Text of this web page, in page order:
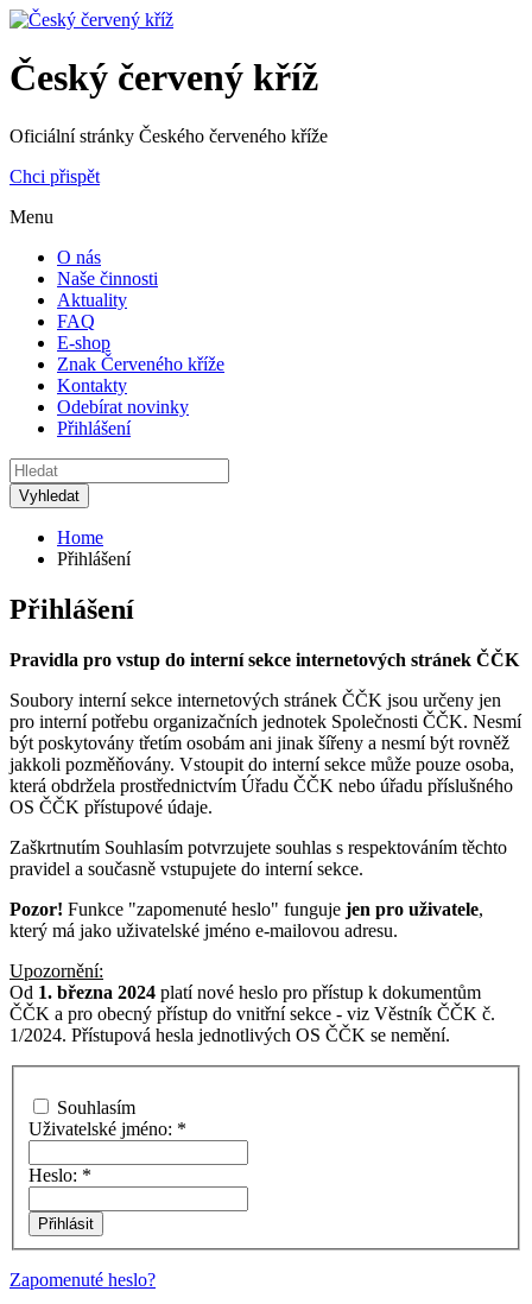
Český červený kříž
Oficiální stránky Českého červeného kříže
Chci přispět
Menu
O nás
Naše činnosti
Aktuality
FAQ
E-shop
Znak Červeného kříže
Kontakty
Odebírat novinky
Přihlášení
Home
Přihlášení
Přihlášení
Pravidla pro vstup do interní sekce internetových stránek ČČK
Soubory interní sekce internetových stránek ČČK jsou určeny jen
pro interní potřebu organizačních jednotek Společnosti ČČK. Nesmí
být poskytovány třetím osobám ani jinak šířeny a nesmí být rovněž
jakkoli pozměňovány. Vstoupit do interní sekce může pouze osoba,
která obdržela prostřednictvím Úřadu ČČK nebo úřadu příslušného
OS ČČK přístupové údaje.
Zaškrtnutím Souhlasím potvrzujete souhlas s respektováním těchto
pravidel a současně vstupujete do interní sekce.
Pozor! Funkce "zapomenuté heslo" funguje jen pro uživatele,
který má jako uživatelské jméno e-mailovou adresu.
Upozornění:
Od 1. března 2024 platí nové heslo pro přístup k dokumentům
ČČK a pro obecný přístup do vnitřní sekce - viz Věstník ČČK č.
1/2024. Přístupová hesla jednotlivých OS ČČK se nemění.
Souhlasím
Uživatelské jméno: *
Heslo: *
Zapomenuté heslo?